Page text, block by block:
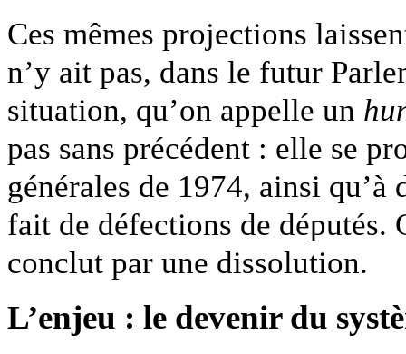
Ces mêmes projections
n’y ait pas, dans le futur
situation, qu’on appelle un
pas sans précédent : elle se
générales de 1974, ainsi qu’à
fait de défections de députés.
conclut par une dissolution.
L’enjeu : le devenir du